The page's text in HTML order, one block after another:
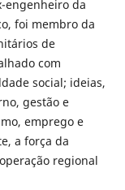
engenheiro da
foi membro da
de
com
social; ideias,
gestão e
emprego e
a força da
regional